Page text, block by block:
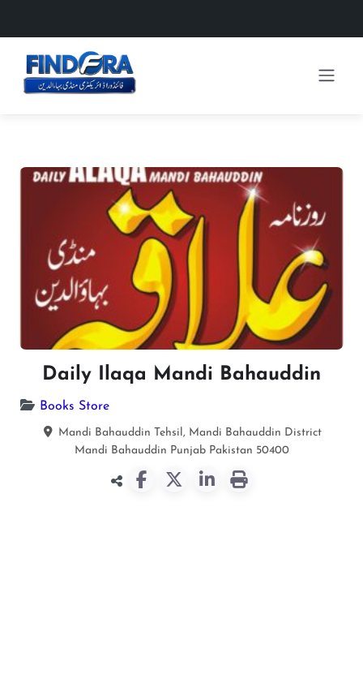
Daily Ilaqa Mandi Bahauddin
Books Store
Mandi Bahauddin Tehsil, Mandi Bahauddin District
Mandi Bahauddin Punjab Pakistan 50400